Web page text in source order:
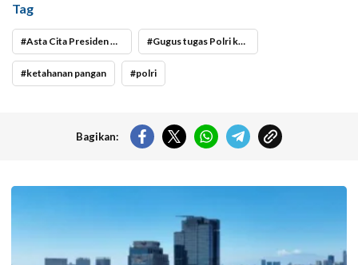
Tag
Asta Cita Presiden Prabowo Subianto Gugus tugas Polri ketahanan pangan
ketahanan pangan polri
Bagikan: